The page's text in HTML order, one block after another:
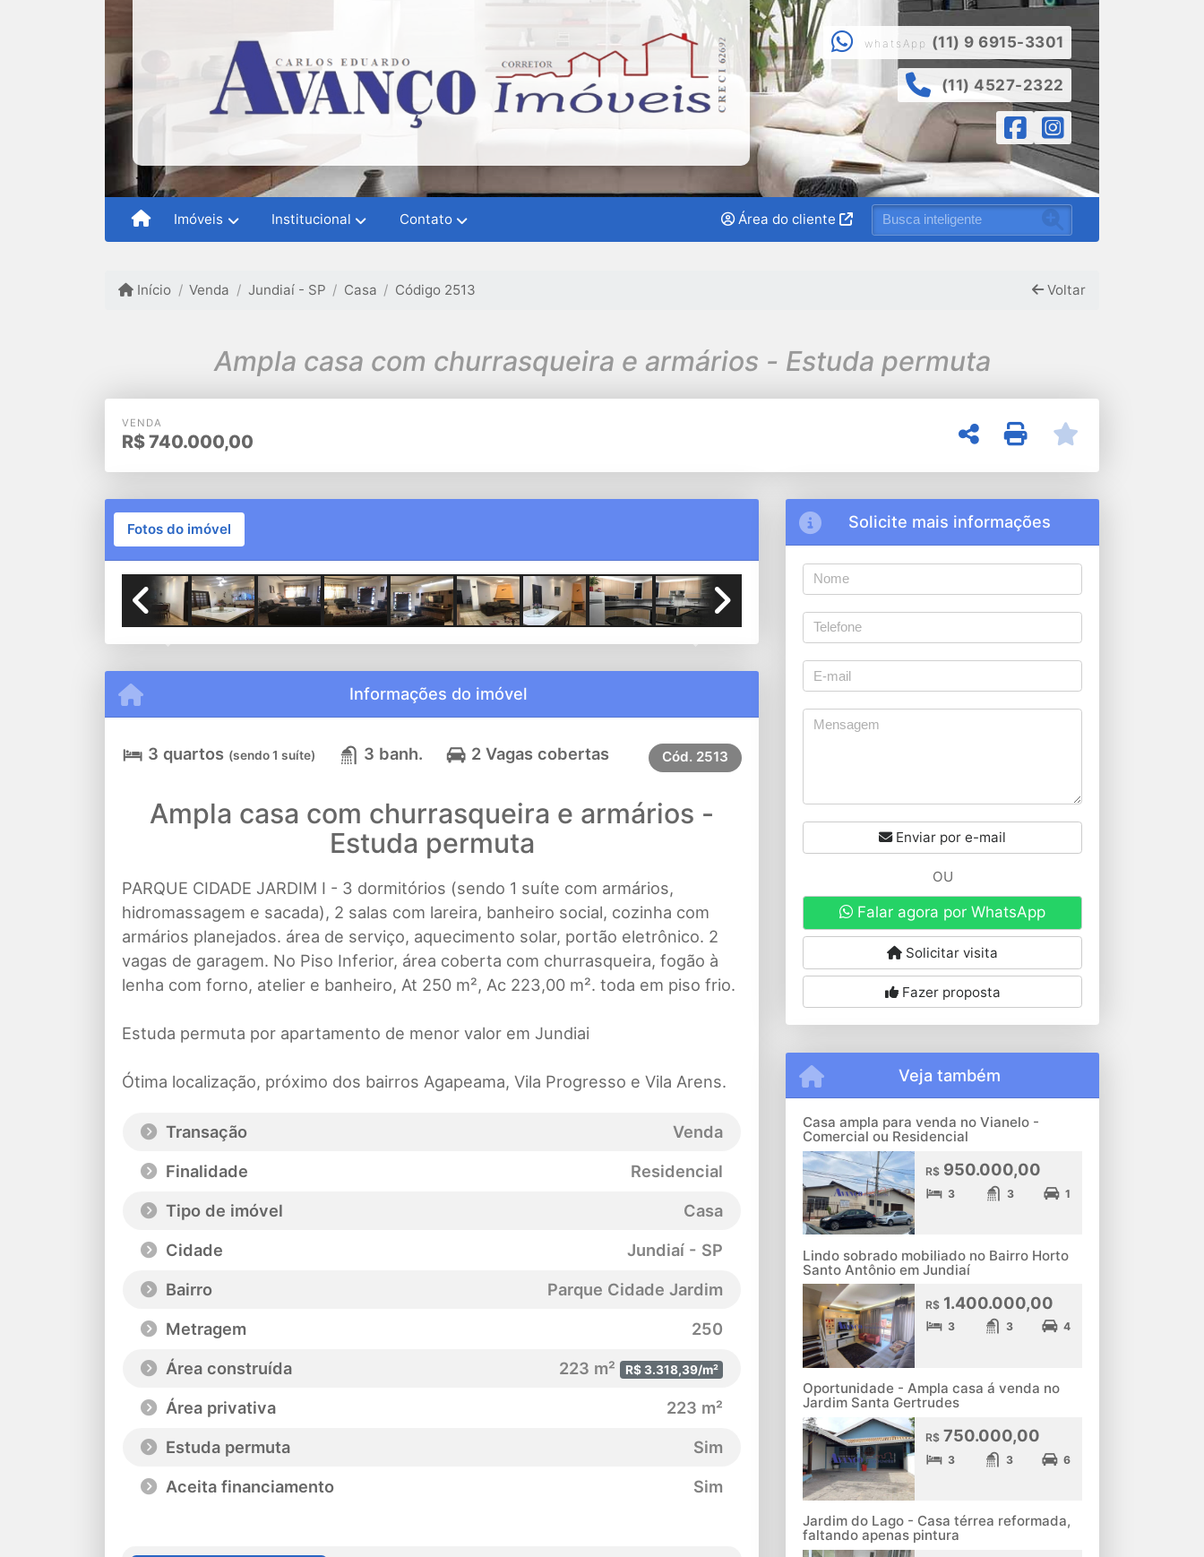
Imóveis Institucional Contato Área do cliente
whatsApp (11) 9 6915-3301
(11) 4527-2322
Início Venda Jundiaí - SP Casa Código 2513 Voltar
Ampla casa com churrasqueira e armários - Estuda permuta
VENDA
R$740.000,00
Fotos do imóvel
Informações do imóvel
3 quartos (sendo 1 suíte) 3 banh. 2 Vagas cobertas Cód. 2513
Ampla casa com churrasqueira e armários -
Estuda permuta
PARQUE CIDADE JARDIM I - 3 dormitórios (sendo 1 suíte com armários,
hidromassagem e sacada), 2 salas com lareira, banheiro social, cozinha com
armários planejados. área de serviço, aquecimento solar, portão eletrônico. 2
vagas de garagem. No Piso Inferior, área coberta com churrasqueira, fogão à
lenha com forno, atelier e banheiro, At 250 m², Ac 223,00 m². toda em piso frio.
Estuda permuta por apartamento de menor valor em Jundiai
Ótima localização, próximo dos bairros Agapeama, Vila Progresso e Vila Arens.
Transação
Venda
Finalidade
Residencial
Tipo de imóvel
Casa
Cidade
Jundiaí - SP
Bairro
Parque Cidade Jardim
Metragem
250
Área construída
223 m² R$ 3.318,39/m²
Área privativa
223 m²
Estuda permuta
Sim
Aceita financiamento
Sim
Solicite mais informações
Enviar por e-mail
OU
Falar agora por WhatsApp
Solicitar visita
Fazer proposta
Veja também
Casa ampla para venda no Vianelo -
Comercial ou Residencial
R$950.000,00
3 3 1
Lindo sobrado mobiliado no Bairro Horto
Santo Antônio em Jundiaí
R$1.400.000,00
3 3 4
Oportunidade - Ampla casa á venda no
Jardim Santa Gertrudes
R$750.000,00
3 3 6
Jardim do Lago - Casa térrea reformada,
faltando apenas pintura